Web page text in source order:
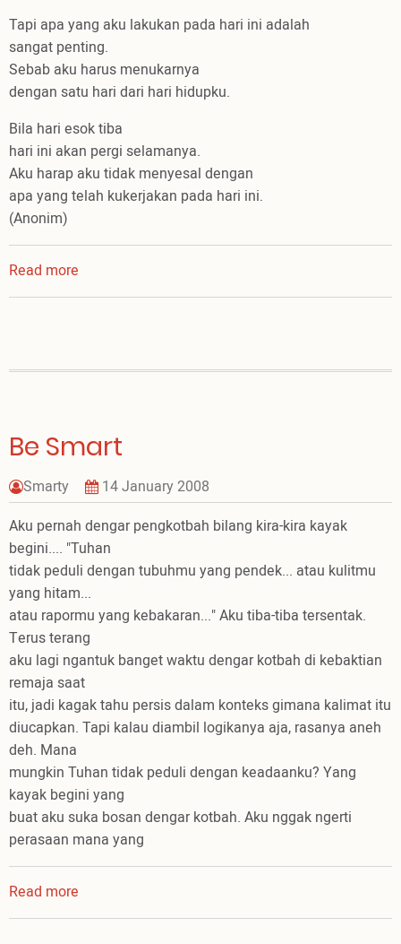
Tapi apa yang aku lakukan pada hari ini adalah
sangat penting.
Sebab aku harus menukarnya
dengan satu hari dari hari hidupku.
Bila hari esok tiba
hari ini akan pergi selamanya.
Aku harap aku tidak menyesal dengan
apa yang telah kukerjakan pada hari ini.
(Anonim)
Read more
Hari
Be Smart
Smarty
14 January 2008
Aku pernah dengar pengkotbah bilang kira-kira kayak
begini.... "Tuhan
tidak peduli dengan tubuhmu yang pendek... atau kulitmu
yang hitam...
atau rapormu yang kebakaran..." Aku tiba-tiba tersentak.
Terus terang
aku lagi ngantuk banget waktu dengar kotbah di kebaktian
remaja saat
itu, jadi kagak tahu persis dalam konteks gimana kalimat itu
diucapkan. Tapi kalau diambil logikanya aja, rasanya aneh
deh. Mana
mungkin Tuhan tidak peduli dengan keadaanku? Yang
kayak begini yang
buat aku suka bosan dengar kotbah. Aku nggak ngerti
perasaan mana yang
Read more
Be